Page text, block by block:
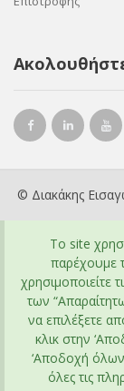
© Διακάκης
To site
παρέχουμε
χρησιμοποιείτε
των
να επιλέξετε
κλικ στην
‘Αποδοχή
όλες τις